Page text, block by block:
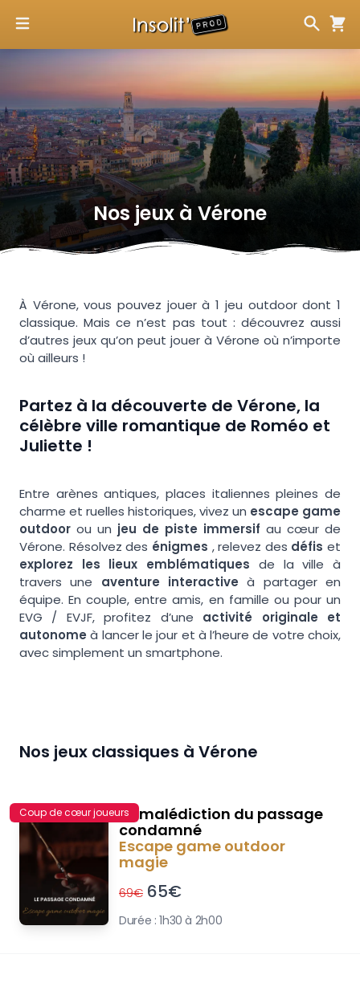
Nos jeux à Vérone
À Vérone, vous pouvez jouer à 1 jeu outdoor dont 1
classique. Mais ce n’est pas tout : découvrez aussi
d’autres jeux qu’on peut jouer à Vérone où n’importe
où ailleurs !
Partez à la découverte de Vérone, la
célèbre ville romantique de Roméo et
Juliette !
Entre arènes antiques, places italiennes pleines de
charme et ruelles historiques, vivez un escape game
outdoor ou un jeu de piste immersif au cœur de
Vérone. Résolvez des énigmes , relevez des défis et
explorez les lieux emblématiques de la ville à
travers une aventure interactive à partager en
équipe. En couple, entre amis, en famille ou pour un
EVG / EVJF, profitez d’une activité originale et
autonome à lancer le jour et à l’heure de votre choix,
avec simplement un smartphone.
Nos jeux classiques à Vérone
Coup de cœur joueursLa malédiction du passage
condamné
Escape game outdoor
magie
69€ 65€
Durée :1h30 à 2h00